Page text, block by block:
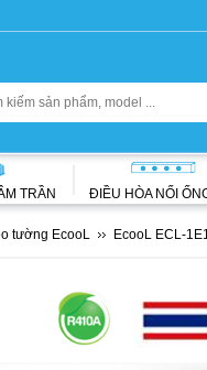
TRẦN ĐIỀU HÒA NỐI
tường EcooL EcooL ECL-